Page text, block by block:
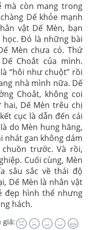
mà còn mang trong
Dế khỏe mạnh
vật Dế Mèn, bạn
Đó là những bài
Mèn chưa có. Thứ
Choắt của mình.
“hôi như chuột” rồi
nhà mình nữa. Dế
Choắt, không coi
hai, Dế Mèn trêu chị
cục là dẫn đến cái
do Mèn hung hăng,
nhát gan không dám
trước. Và rồi,
Cuối cùng, Mèn
sâu sắc về thái độ
Dế Mèn là nhân vật
đẹp hình thể nhưng
hách.
giá: